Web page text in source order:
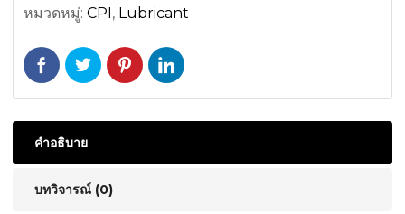
หมวดหมู่: CPI, Lubricant
คำอธิบาย
บทวิจารณ์ (0)